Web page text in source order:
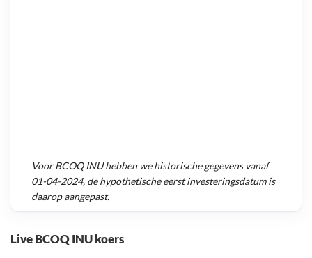
Live BCOQ INU koers
VoorBCOQ INUhebben we historische gegevens vanaf
01-04-2024, de hypothetische eerst investeringsdatum is
daarop aangepast.